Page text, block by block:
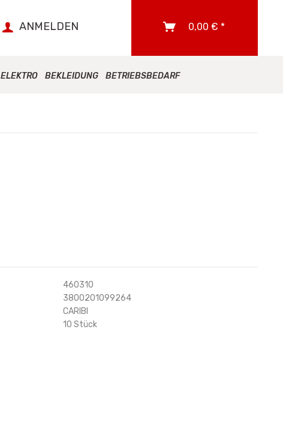
ANMELDEN 0,00 € *
ELEKTRO BEKLEIDUNG BETRIEBSBEDARF
460310
3800201099264
CARIBI
10 Stück